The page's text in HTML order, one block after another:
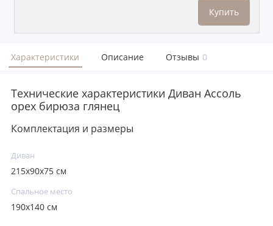
Купить
Характеристики Описание Отзывы 0
Технические характеристики Диван Ассоль
орех бирюза глянец
Комплектация и размеры
Диван
215x90x75 см
Спальное место
190x140 см